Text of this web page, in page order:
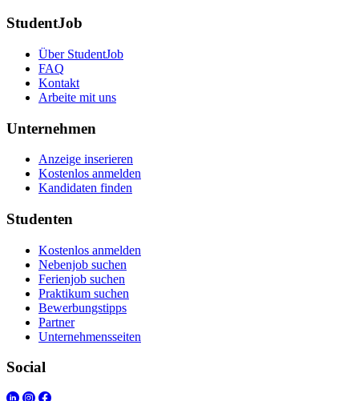
StudentJob
Über StudentJob
FAQ
Kontakt
Arbeite mit uns
Unternehmen
Anzeige inserieren
Kostenlos anmelden
Kandidaten finden
Studenten
Kostenlos anmelden
Nebenjob suchen
Ferienjob suchen
Praktikum suchen
Bewerbungstipps
Partner
Unternehmensseiten
Social